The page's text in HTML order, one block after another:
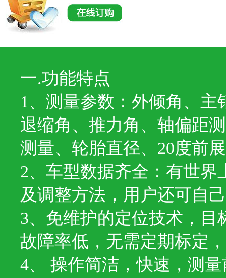
一.功能特点
1、测量参数：外倾角、
退缩角、推力角、轴偏距
测量、轮胎直径、20度前
2、车型数据齐全：有世界
及调整方法，用户还可自
3、免维护的定位技术，
故障率低，无需定期标定
4、 操作简洁，快速，测